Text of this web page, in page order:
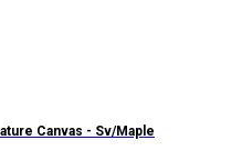
Canvas - Sv/Maple